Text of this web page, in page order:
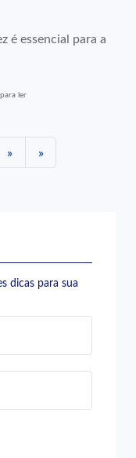
é essencial para a
ler
» »
dicas para sua